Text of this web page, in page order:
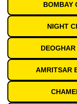
BOMBAY
NIGHT
AMRITSAR